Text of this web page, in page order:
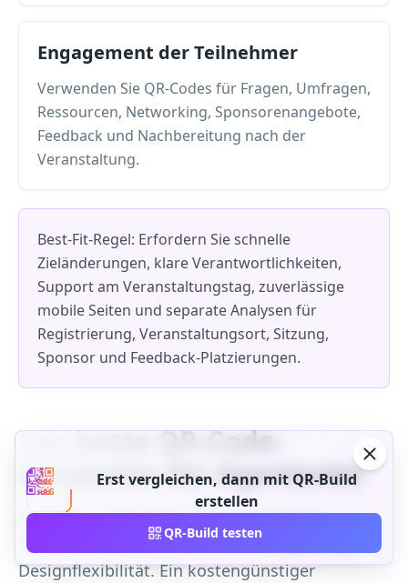
Engagement der Teilnehmer
Verwenden Sie QR-Codes für Fragen, Umfragen,
Ressourcen, Networking, Sponsorenangebote,
Feedback und Nachbereitung nach der
Veranstaltung.
Best-Fit-Regel: Erfordern Sie schnelle
Zieländerungen, klare Verantwortlichkeiten,
Support am Veranstaltungstag, zuverlässige
mobile Seiten und separate Analysen für
Registrierung, Veranstaltungsort, Sitzung,
Sponsor und Feedback-Platzierungen.
Der beste QR-Code-
Generator für Agenturen
Agenturen benötigen eine betriebliche
Trennung zwischen den Kunden ebenso wie
Designflexibilität. Ein kostengünstiger
Erst vergleichen, dann mit QR-Build
erstellen
QR-Build testen